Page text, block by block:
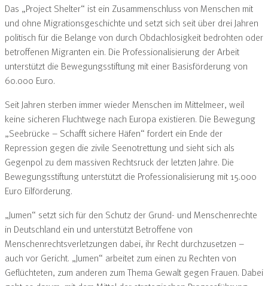
Das „Project Shelter“ ist ein Zusammenschluss von Menschen mit
und ohne Migrationsgeschichte und setzt sich seit über drei Jahren
politisch für die Belange von durch Obdachlosigkeit bedrohten oder
betroffenen Migranten ein. Die Professionalisierung der Arbeit
unterstützt die Bewegungsstiftung mit einer Basisförderung von
60.000 Euro.
Seit Jahren sterben immer wieder Menschen im Mittelmeer, weil
keine sicheren Fluchtwege nach Europa existieren. Die Bewegung
„Seebrücke – Schafft sichere Häfen“ fordert ein Ende der
Repression gegen die zivile Seenotrettung und sieht sich als
Gegenpol zu dem massiven Rechtsruck der letzten Jahre. Die
Bewegungsstiftung unterstützt die Professionalisierung mit 15.000
Euro Eilförderung.
„Jumen“ setzt sich für den Schutz der Grund- und Menschenrechte
in Deutschland ein und unterstützt Betroffene von
Menschenrechtsverletzungen dabei, ihr Recht durchzusetzen –
auch vor Gericht. „Jumen“ arbeitet zum einen zu Rechten von
Geflüchteten, zum anderen zum Thema Gewalt gegen Frauen. Dabei